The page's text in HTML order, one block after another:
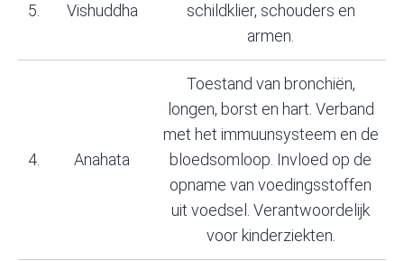
5. Vishuddha
schildklier, schouders en
armen.
4. Anahata
Toestand van bronchiën,
longen, borst en hart. Verband
met het immuunsysteem en de
bloedsomloop. Invloed op de
opname van voedingsstoffen
uit voedsel. Verantwoordelijk
voor kinderziekten.